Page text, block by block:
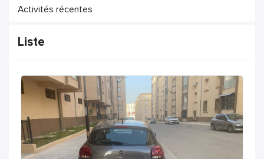
Activités récentes
Liste